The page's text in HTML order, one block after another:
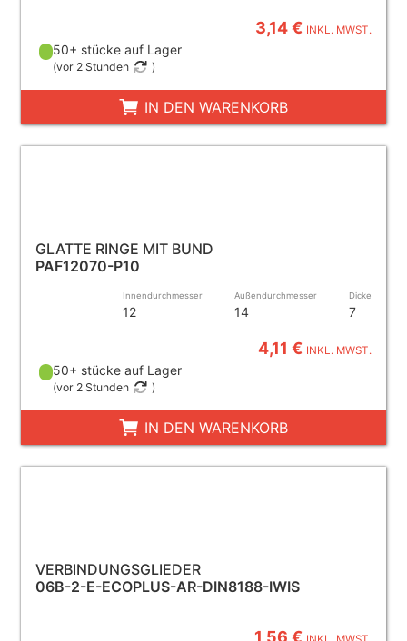
3,14 € INKL. MWST.
50+ stücke auf Lager
(vor 2 Stunden )
IN DEN WARENKORB
GLATTE RINGE MIT BUND
PAF12070-P10
Innendurchmesser
12
Außendurchmesser
14
Dicke
7
4,11 € INKL. MWST.
50+ stücke auf Lager
(vor 2 Stunden )
IN DEN WARENKORB
VERBINDUNGSGLIEDER
06B-2-E-ECOPLUS-AR-DIN8188-IWIS
1,56 €